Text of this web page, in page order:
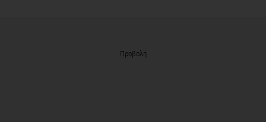
Προβολή